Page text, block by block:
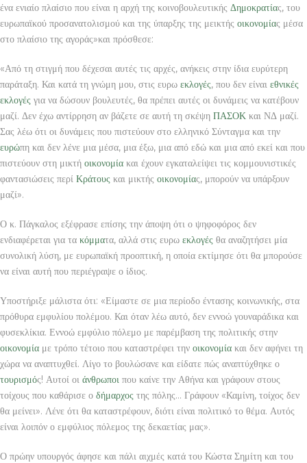
ένα ενιαίο πλαίσιο που είναι η αρχή της κοινοβουλευτικής Δημοκρατίας, του
ευρωπαϊκού προσανατολισμού και της ύπαρξης της μεικτής οικονομίας μέσα
στο πλαίσιο της αγοράς»και πρόσθεσε:
«Από τη στιγμή που δέχεσαι αυτές τις αρχές, ανήκεις στην ίδια ευρύτερη
παράταξη. Και κατά τη γνώμη μου, στις ευρω εκλογές, που δεν είναι εθνικές
εκλογές για να δώσουν βουλευτές, θα πρέπει αυτές οι δυνάμεις να κατέβουν
μαζί. Δεν έχω αντίρρηση αν βάζετε σε αυτή τη σκέψη ΠΑΣΟΚ και ΝΔ μαζί.
Σας λέω ότι οι δυνάμεις που πιστεύουν στο ελληνικό Σύνταγμα και την
ευρώπη και δεν λένε μια μέσα, μια έξω, μια από εδώ και μια από εκεί και που
πιστεύουν στη μικτή οικονομία και έχουν εγκαταλείψει τις κομμουνιστικές
φαντασιώσεις περί Κράτους και μικτής οικονομίας, μπορούν να υπάρξουν
μαζί».
Ο κ. Πάγκαλος εξέφρασε επίσης την άποψη ότι ο ψηφοφόρος δεν
ενδιαφέρεται για τα κόμματα, αλλά στις ευρω εκλογές θα αναζητήσει μία
συνολική λύση, με ευρωπαϊκή προοπτική, η οποία εκτίμησε ότι θα μπορούσε
να είναι αυτή που περιέγραψε ο ίδιος.
Υποστήριξε μάλιστα ότι: «Είμαστε σε μια περίοδο έντασης κοινωνικής, στα
πρόθυρα εμφυλίου πολέμου. Και όταν λέω αυτό, δεν εννοώ γουναράδικα και
φυσεκλίκια. Εννοώ εμφύλιο πόλεμο με παρέμβαση της πολιτικής στην
οικονομία με τρόπο τέτοιο που καταστρέφει την οικονομία και δεν αφήνει τη
χώρα να αναπτυχθεί. Λίγο το βουλώσανε και είδατε πώς αναπτύχθηκε ο
τουρισμός! Αυτοί οι άνθρωποι που καίνε την Αθήνα και γράφουν στους
τοίχους που καθάρισε ο δήμαρχος της πόλης… Γράφουν «Καμίνη, τοίχος δεν
θα μείνει». Λένε ότι θα καταστρέφουν, διότι είναι πολιτικό το θέμα. Αυτός
είναι λοιπόν ο εμφύλιος πόλεμος της δεκαετίας μας».
Ο πρώην υπουργός άφησε και πάλι αιχμές κατά του Κώστα Σημίτη και του